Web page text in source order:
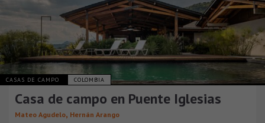
CASAS DE CAMPO COLOMBIA
Casa de campo en Puente Iglesias
Mateo Agudelo, Hernán Arango